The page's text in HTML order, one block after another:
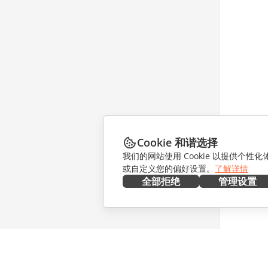
Cookie 和谐选择
我们的网站使用 Cookie 以提供个性化
或自定义您的偏好设置。 了解详情
全部拒绝 管理设置